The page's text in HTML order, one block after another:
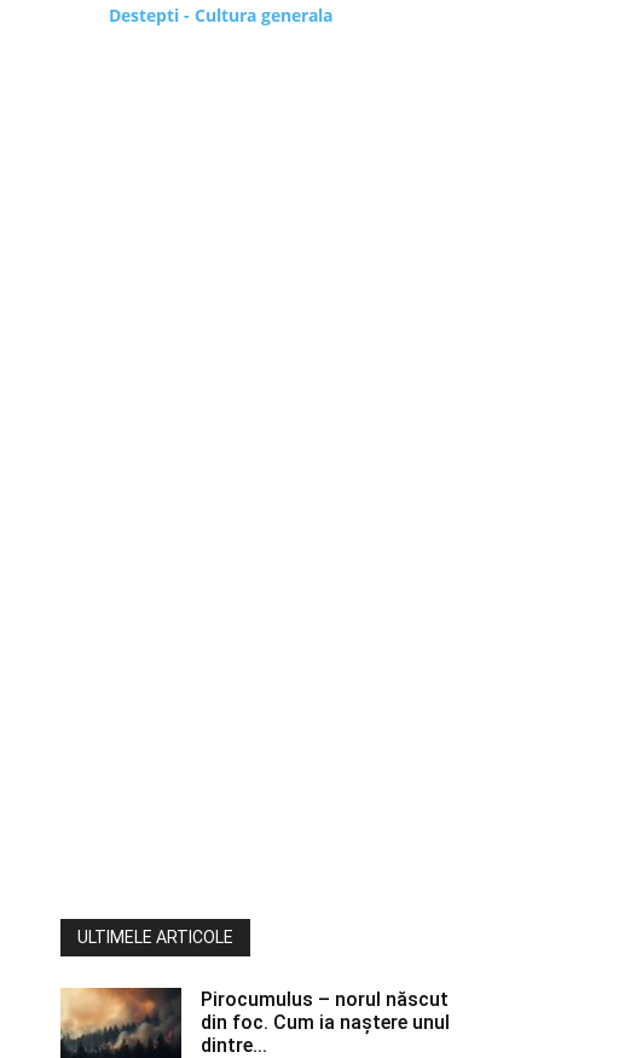
Destepti - Cultura generala
ULTIMELE ARTICOLE
Pirocumulus – norul născut
din foc. Cum ia naștere unul
dintre...